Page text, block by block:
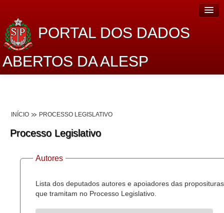
PORTAL DOS DADOS
ABERTOS DA ALESP
Lei de Acesso à Informação
Dados Governamentais Abertos
Planejamento
Catálogo de dados
INÍCIO PROCESSO LEGISLATIVO
Processo Legislativo
Autores
Lista dos deputados autores e apoiadores das proposituras
que tramitam no Processo Legislativo.